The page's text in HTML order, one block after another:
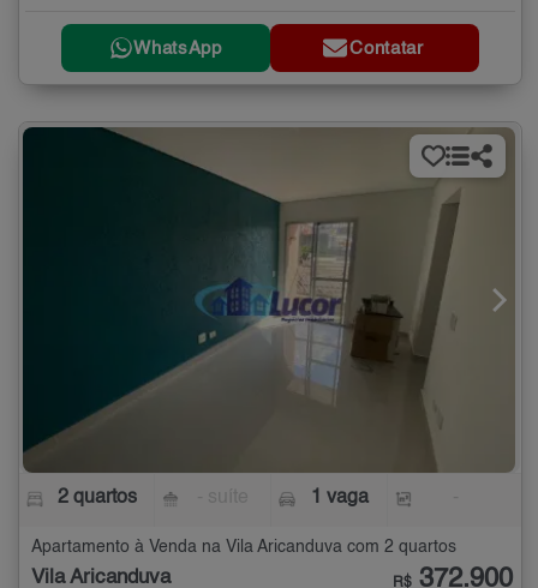
WhatsApp Contatar
2 quartos 1 vaga
Apartamento à Venda na Vila Aricanduva com 2 quartos
Vila Aricanduva R$ 372.900